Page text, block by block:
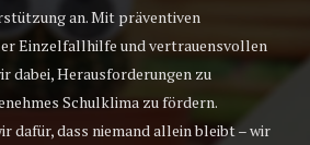
an. Mit präventiven
Einzelfallhilfe und vertrauensvollen
dabei, Herausforderungen zu
Schulklima zu fördern.
dafür, dass niemand allein bleibt – wir